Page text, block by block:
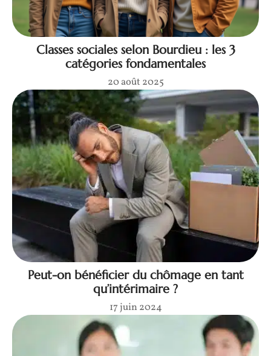
Classes sociales selon Bourdieu : les 3
catégories fondamentales
20 août 2025
Peut-on bénéficier du chômage en tant
qu’intérimaire ?
17 juin 2024